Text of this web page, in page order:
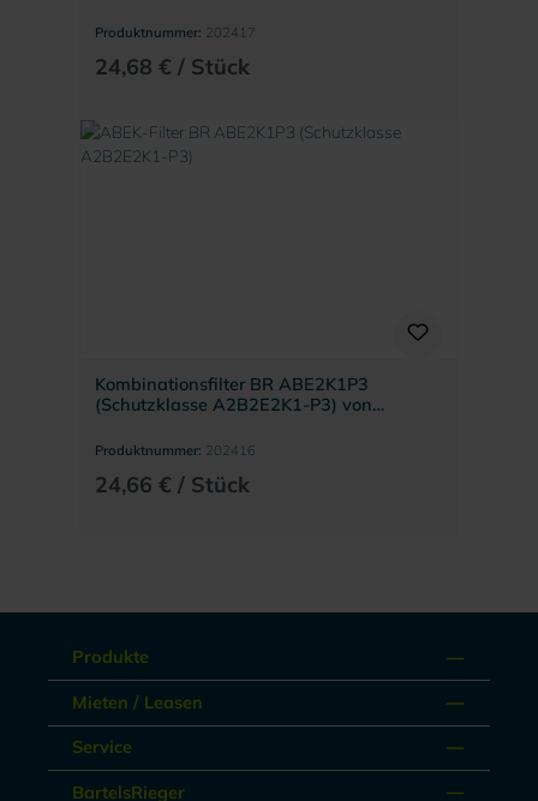
Produktnummer: 202417
24,68 € / Stück
Kombinationsfilter BR ABE2K1P3
(Schutzklasse A2B2E2K1-P3) von
Produktnummer: 202416
24,66 € / Stück
Produkte
Mieten / Leasen
Service
BartelsRieger